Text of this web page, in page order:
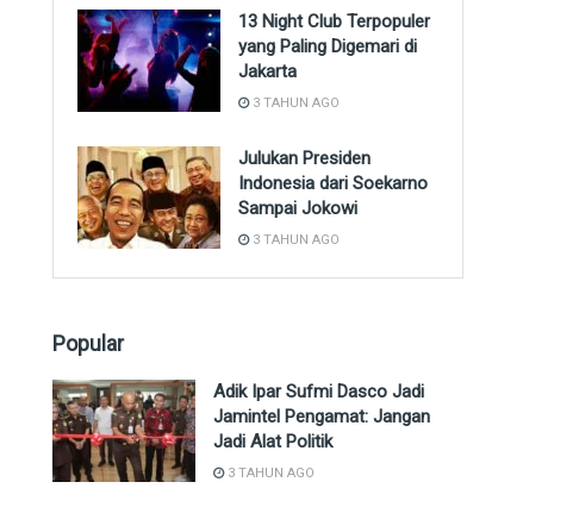
13 Night Club Terpopuler
yang Paling Digemari di
Jakarta
3 TAHUN AGO
Julukan Presiden
Indonesia dari Soekarno
Sampai Jokowi
3 TAHUN AGO
Popular
Adik Ipar Sufmi Dasco Jadi
Jamintel Pengamat: Jangan
Jadi Alat Politik
3 TAHUN AGO